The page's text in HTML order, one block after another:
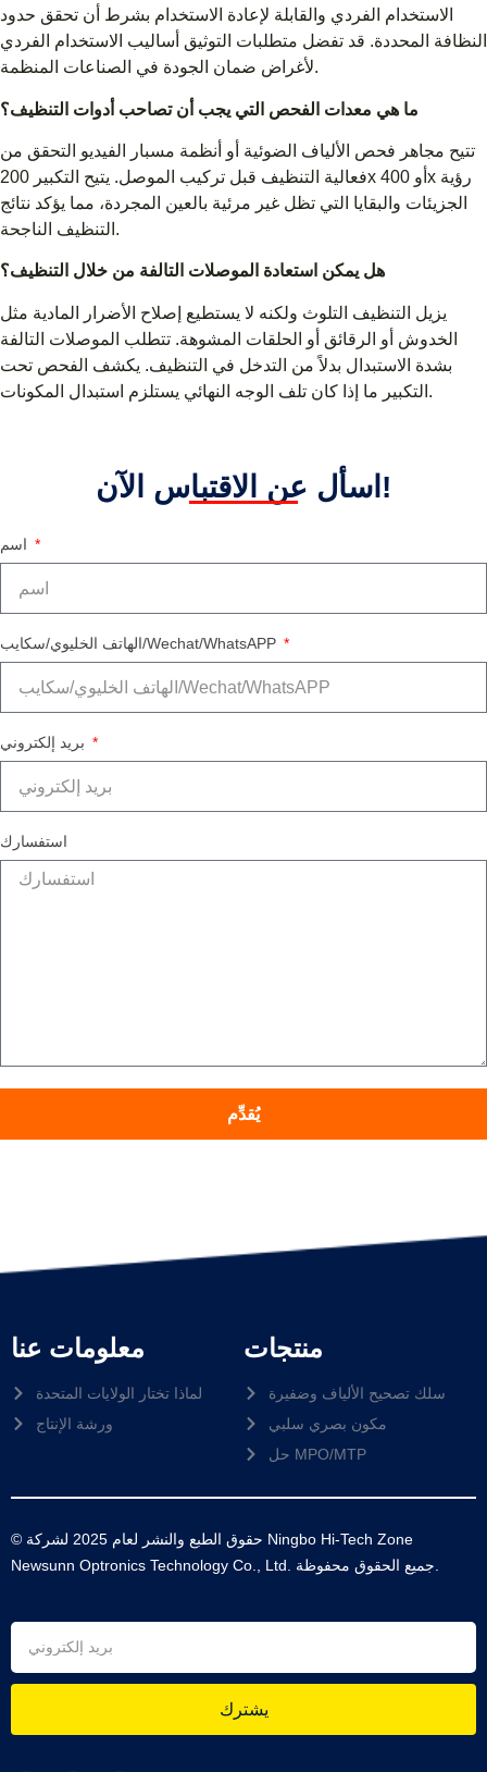
الاستخدام الفردي والقابلة لإعادة الاستخدام بشرط أن تحقق حدود
النظافة المحددة. قد تفضل متطلبات التوثيق أساليب الاستخدام الفردي
لأغراض ضمان الجودة في الصناعات المنظمة.
ما هي معدات الفحص التي يجب أن تصاحب أدوات التنظيف؟
تتيح مجاهر فحص الألياف الضوئية أو أنظمة مسبار الفيديو التحقق من
فعالية التنظيف قبل تركيب الموصل. يتيح التكبير 200x أو 400x رؤية
الجزيئات والبقايا التي تظل غير مرئية بالعين المجردة، مما يؤكد نتائج
التنظيف الناجحة.
هل يمكن استعادة الموصلات التالفة من خلال التنظيف؟
يزيل التنظيف التلوث ولكنه لا يستطيع إصلاح الأضرار المادية مثل
الخدوش أو الرقائق أو الحلقات المشوهة. تتطلب الموصلات التالفة
بشدة الاستبدال بدلاً من التدخل في التنظيف. يكشف الفحص تحت
التكبير ما إذا كان تلف الوجه النهائي يستلزم استبدال المكونات.
اسأل عن الاقتباس الآن!
الهاتف الخليوي/سكايب/Wechat/WhatsAPP
استفسارك
يُقدِّم
معلومات عنا
لماذا تختار الولايات المتحدة
ورشة الإنتاج
منتجات
سلك تصحيح الألياف وضفيرة
مكون بصري سلبي
حل MPO/MTP
© حقوق الطبع والنشر لعام 2025 لشركة Ningbo Hi-Tech Zone
يشترك